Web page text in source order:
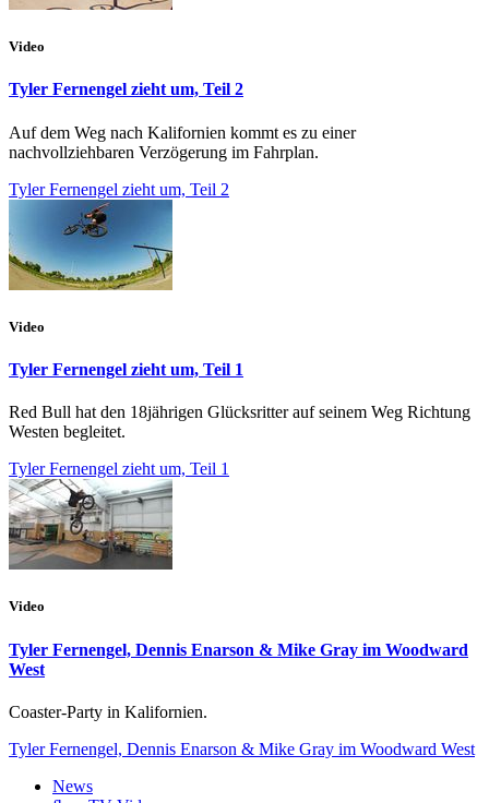
Video
Tyler Fernengel zieht um, Teil 2
Auf dem Weg nach Kalifornien kommt es zu einer
nachvollziehbaren Verzögerung im Fahrplan.
Tyler Fernengel zieht um, Teil 2
Video
Tyler Fernengel zieht um, Teil 1
Red Bull hat den 18jährigen Glücksritter auf seinem Weg Richtung
Westen begleitet.
Tyler Fernengel zieht um, Teil 1
Video
Tyler Fernengel, Dennis Enarson & Mike Gray im Woodward
West
Coaster-Party in Kalifornien.
Tyler Fernengel, Dennis Enarson & Mike Gray im Woodward West
News